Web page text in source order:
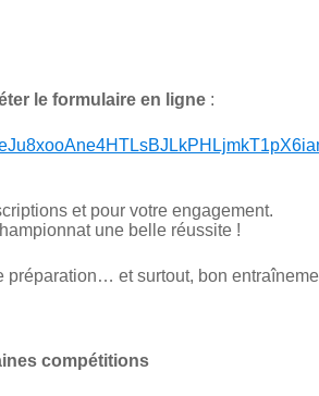
le formulaire en ligne:
et pour votre engagement.
une belle réussite !
préparation… et surtout, bon
compétitions